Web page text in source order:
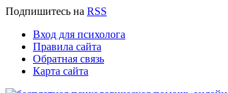
Подпишитесь на RSS
Вход для психолога
Правила сайта
Обратная связь
Карта сайта